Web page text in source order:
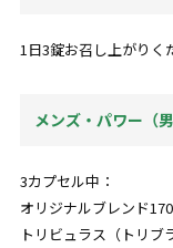
1日3錠お召し上がりく
メンズ・パワー（
3カプセル中：
オリジナルブレンド
トリビュラス（トリブ